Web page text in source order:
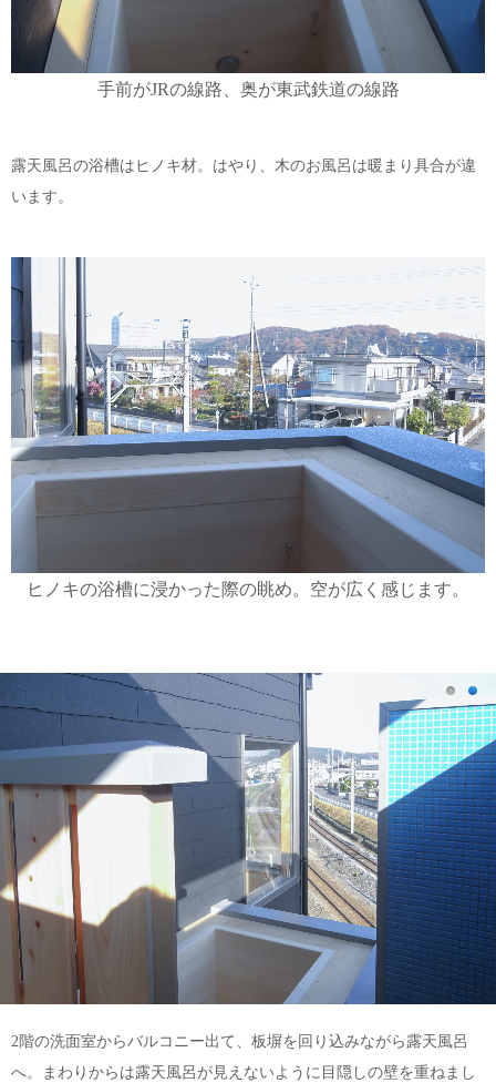
手前がJRの線路、奥が東武鉄道の線路
露天風呂の浴槽はヒノキ材。はやり、木のお風呂は暖まり具合が違
います。
ヒノキの浴槽に浸かった際の眺め。空が広く感じます。
2階の洗面室からバルコニー出て、板塀を回り込みながら露天風呂
へ。まわりからは露天風呂が見えないように目隠しの壁を重ねまし